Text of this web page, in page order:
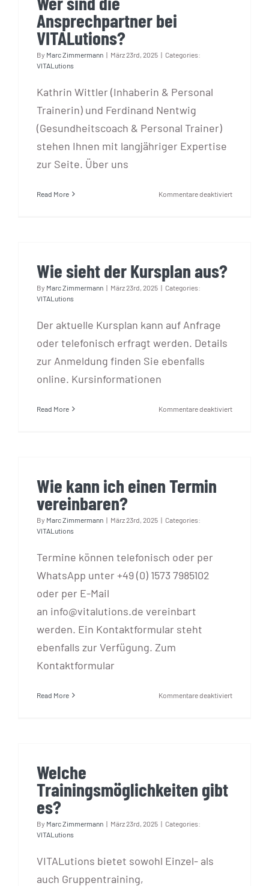
KONTAKT AUFNEHMEN
Ansprechpartner bei
VITALutions?
By Marc Zimmermann | März 23rd, 2025 | Categories:
VITALutions
Kathrin Wittler (Inhaberin & Personal
Trainerin) und Ferdinand Nentwig
(Gesundheitscoach & Personal Trainer)
stehen Ihnen mit langjähriger Expertise
zur Seite. Über uns
Read More Kommentare deaktiviertfür
Wie sieht der Kursplan aus?
By Marc Zimmermann | März 23rd, 2025 | Categories:
VITALutions
Der aktuelle Kursplan kann auf Anfrage
oder telefonisch erfragt werden. Details
zur Anmeldung finden Sie ebenfalls
online. Kursinformationen
Read More Kommentare deaktiviertfür
Wie kann ich einen Termin
vereinbaren?
By Marc Zimmermann | März 23rd, 2025 | Categories:
VITALutions
Termine können telefonisch oder per
WhatsApp unter +49 (0) 1573 7985102
oder per E-Mail
an info@vitalutions.de vereinbart
werden. Ein Kontaktformular steht
ebenfalls zur Verfügung. Zum
Kontaktformular
Read More Kommentare deaktiviertfür
Welche
Trainingsmöglichkeiten gibt
es?
By Marc Zimmermann | März 23rd, 2025 | Categories:
VITALutions
VITALutions bietet sowohl Einzel- als
auch Gruppentraining,